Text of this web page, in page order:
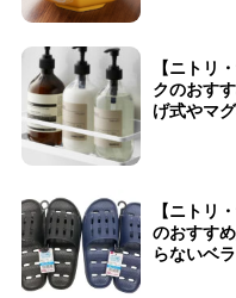
【ニト
クのおす
げ式やマ
【ニト
のおすす
らないベ